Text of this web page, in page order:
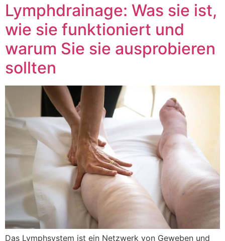
Lymphdrainage: Was sie ist,
wie sie funktioniert und
warum Sie sie ausprobieren
sollten
Das Lymphsystem ist ein Netzwerk von Geweben und